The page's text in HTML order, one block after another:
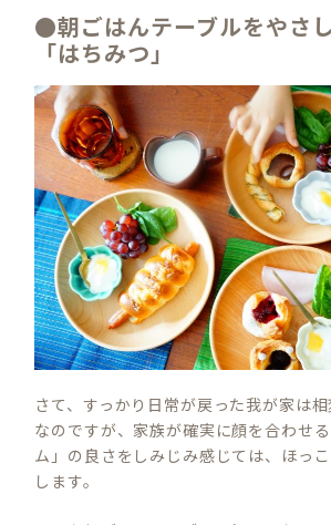
●朝ごはんテーブルをやさ
「はちみつ」
さて、すっかり日常が戻った我が家は
なのですが、家族が確実に顔を合わせ
ム」の良さをしみじみ感じては、ほっ
します。